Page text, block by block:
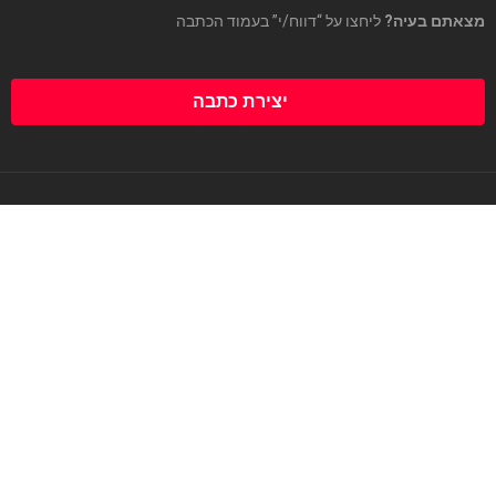
מצאתם בעיה? ליחצו על “דווח/י” בעמוד הכתבה
יצירת כתבה